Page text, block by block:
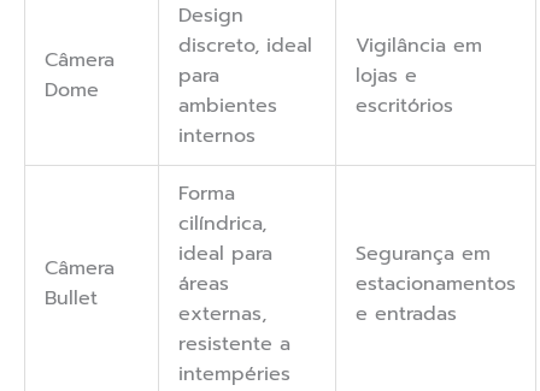
Câmera
Dome
Design
discreto, ideal
para
ambientes
internos
Vigilância em
lojas e
escritórios
Câmera
Bullet
Forma
cilíndrica,
ideal para
áreas
externas,
resistente a
intempéries
Segurança em
estacionamentos
e entradas